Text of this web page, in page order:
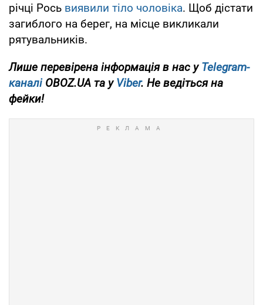
річці Рось виявили тіло чоловіка. Щоб дістати
загиблого на берег, на місце викликали
рятувальників.
Лише перевірена інформація в нас уTelegram-
каналіOBOZ.UA та уViber. Не ведіться на
фейки!